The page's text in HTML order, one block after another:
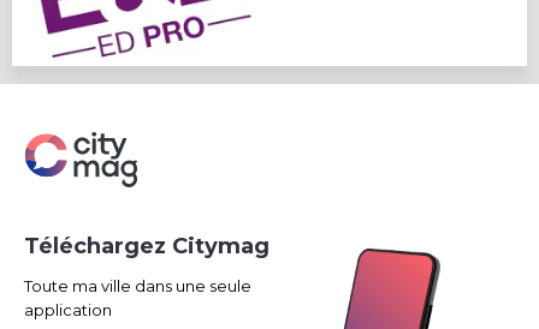
Téléchargez Citymag
Toute ma ville dans une seule
application